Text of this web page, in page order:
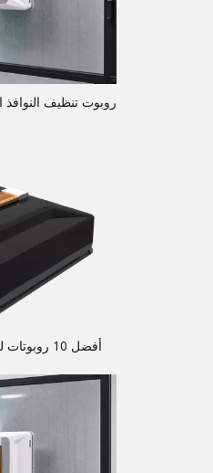
أفضل 10 روبوتات لتنظيف النوافذ لعام 2026